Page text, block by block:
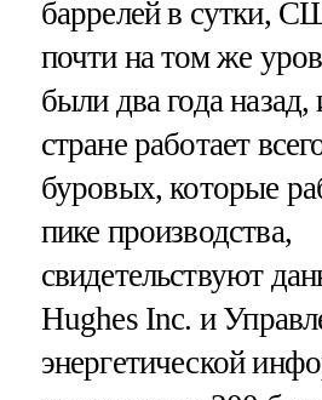
баррелей в сутки,
почти на том же
были два года
стране работает
буровых, которые
пике производства,
свидетельствуют
Hughes Inc. и
энергетической